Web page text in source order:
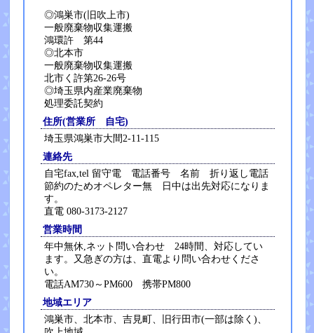
◎鴻巣市(旧吹上市)
一般廃棄物収集運搬
鴻環許 第44
◎北本市
一般廃棄物収集運搬
北市く許第26-26号
◎埼玉県内産業廃棄物
処理委託契約
住所(営業所 自宅)
埼玉県鴻巣市大間2-11-115
連絡先
自宅fax,tel 留守電 電話番号 名前 折り返し電話
節約のためオペレター無 日中は出先対応になりま
す。
直電 080-3173-2127
営業時間
年中無休,ネット問い合わせ 24時間、対応してい
ます。又急ぎの方は、直電より問い合わせくださ
い。
電話AM730～PM600 携帯PM800
地域エリア
鴻巣市、北本市、吉見町、旧行田市(一部は除く)、